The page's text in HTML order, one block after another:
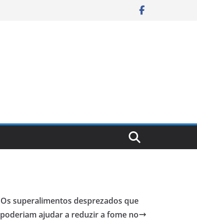
Os superalimentos desprezados que
poderiam ajudar a reduzir a fome no